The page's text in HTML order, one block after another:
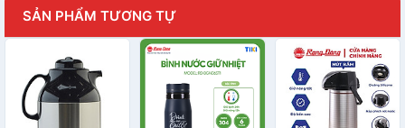
SẢN PHẨM TƯƠNG TỰ